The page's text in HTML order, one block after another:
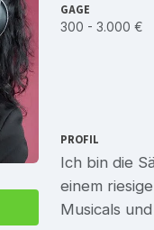
GAGE
300 - 3.000 €
PROFIL
Ich bin die
einem
Musicals